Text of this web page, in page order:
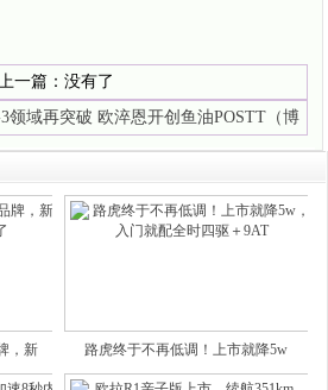
一篇：没有了
领域再突破 欧淬恩开创鱼油POSTT（博
斯特）体系
，新 路虎终于不再低调！上市就降5w